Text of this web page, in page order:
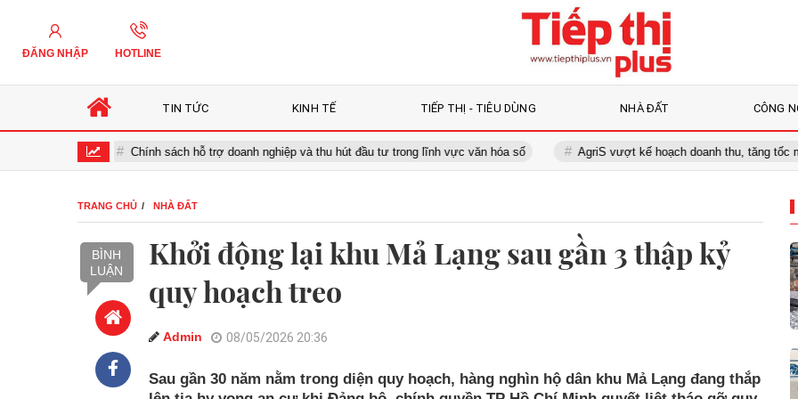
ĐĂNG NHẬP HOTLINE
TIN TỨC KINH TẾ TIẾP THỊ - TIÊU DÙNG NHÀ ĐẤT CÔNG
Chính sách hỗ trợ doanh nghiệp và thu hút đầu tư trong lĩnh vực văn hóa số AgriS vượt kế hoạch doanh thu, tăng tốc mở rộng hệ
TRANG CHỦ NHÀ ĐẤT
BÌNH
LUẬN
Khởi động lại khu Mả Lạng sau gần 3 thập kỷ
quy hoạch treo
Admin 08/05/2026 20:36
Sau gần 30 năm nằm trong diện quy hoạch, hàng nghìn hộ dân khu Mả Lạng đang thắp